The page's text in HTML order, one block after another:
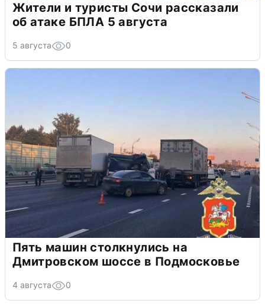
Жители и туристы Сочи рассказали
об атаке БПЛА 5 августа
5 августа 0
Пять машин столкнулись на
Дмитровском шоссе в Подмосковье
4 августа 0